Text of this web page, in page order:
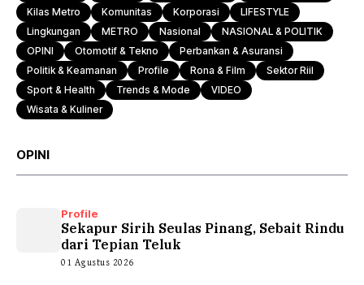
Kilas Metro
Komunitas Korporasi
LIFESTYLE
Lingkungan
METRO Nasional
NASIONAL & POLITIK
OPINI
Otomotif & Tekno
Perbankan & Asuransi
Politik & Keamanan
Profile Rona & Film
Sektor Riil
Sport & Health
Trends & Mode
VIDEO
Wisata & Kuliner
OPINI
Profile
Sekapur Sirih Seulas Pinang, Sebait Rindu
dari Tepian Teluk
01 Agustus 2026